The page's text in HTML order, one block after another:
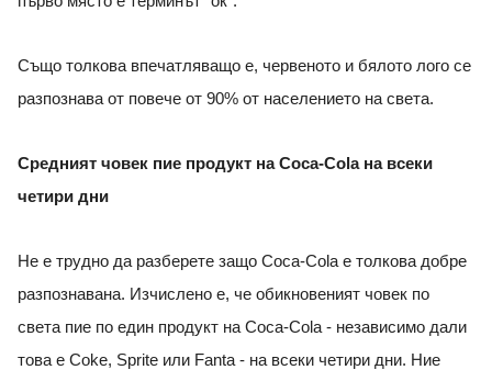
Също толкова впечатляващо е, червеното и бялото лого се
разпознава от повече от 90% от населението на света.
Средният човек пие продукт на Coca-Cola на всеки
четири дни
Не е трудно да разберете защо Coca-Cola е толкова добре
разпознавана. Изчислено е, че обикновеният човек по
света пие по един продукт на Coca-Cola - независимо дали
това е Coke, Sprite или Fanta - на всеки четири дни. Ние